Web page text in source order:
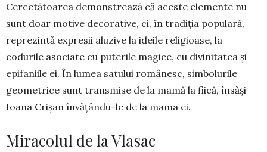
Cer­cetătoarea de­mons­­trea­ză că aceste elemente nu
sunt doar motive de­corative, ci, în tradiţia popu­lară,
re­pre­­zintă ex­presii aluzive la ideile reli­gioase, la
codurile asociate cu puterile ma­gi­ce, cu di­vinitatea şi
epifaniile ei. În lumea satului ro­mâ­nesc, simbo­lurile
geo­me­trice sunt trans­mise de la mamă la fiică, însăşi
Ioana Crişan învăţându-le de la mama ei.
Miracolul de la Vlasac